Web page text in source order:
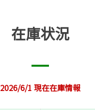
在庫状況
2026/6/1 現在在庫情報